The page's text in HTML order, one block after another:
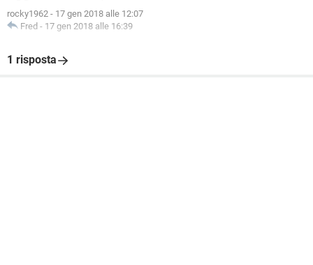
rocky1962 - 17 gen 2018 alle 12:07
Fred - 17 gen 2018 alle 16:39
1 risposta